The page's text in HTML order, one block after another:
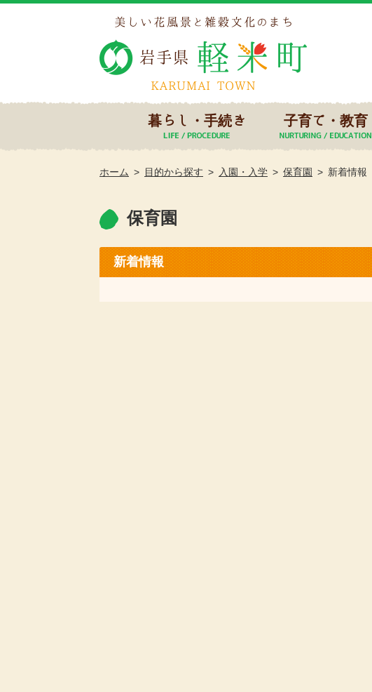
暮らし・手続き 子育て・教育
ホーム 目的から探す 入園・入学 保育園 新着情報
保育園
新着情報